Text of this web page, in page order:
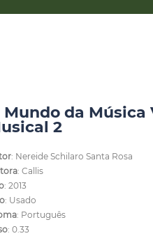
Mundo da
2
: Nereide Schilaro Santa Rosa
: Callis
: 2013
: Usado
: Português
: 0.33